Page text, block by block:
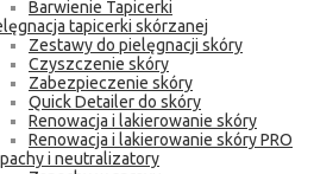
Barwienie Tapicerki
tapicerki skórzanej
Zestawy do pielęgnacji skóry
Czyszczenie skóry
Zabezpieczenie skóry
Quick Detailer do skóry
Renowacja i lakierowanie skóry
Renowacja i lakierowanie skóry PRO
i neutralizatory